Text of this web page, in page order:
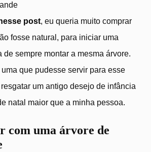
post, eu queria muito comprar
fosse natural, para iniciar uma
de sempre montar a mesma árvore.
que pudesse servir para esse
um antigo desejo de infância
natal maior que a minha pessoa.
com uma árvore de